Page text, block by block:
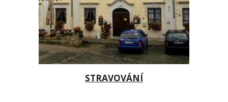
STRAVOVÁNÍ